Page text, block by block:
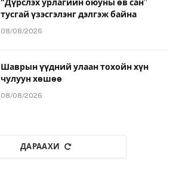
“Дүрслэх урлагийн оюуны өв сан”
тусгай үзэсгэлэнг дэлгэж байна
08/08/2026
Шаврын үүдний улаан тохойн хүн
чулуун хөшөө
08/08/2026
ДАРААХИ